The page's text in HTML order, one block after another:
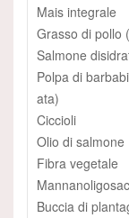
Mais integrale
Grasso di pollo
Salmone
Polpa di
ata)
Ciccioli
Olio di salmone
Fibra vegetale
Buccia di